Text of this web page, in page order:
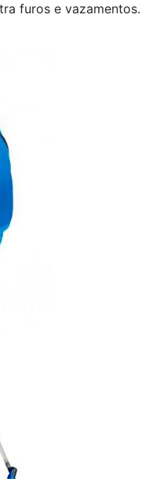
furos e vazamentos.